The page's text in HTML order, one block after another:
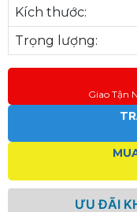
Kích thước:
Trọng lượng:
Giao Tận
ƯU ĐÃI